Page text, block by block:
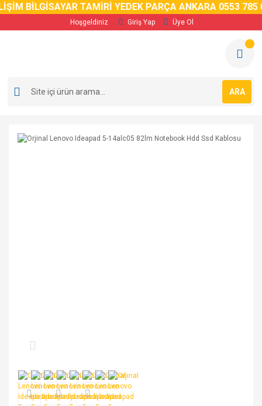
BİLGİSAYAR TAMİRİ YEDEK PARÇA ANKARA 0553 785 02
Hoşgeldiniz Giriş Yap Üye Ol
ARA